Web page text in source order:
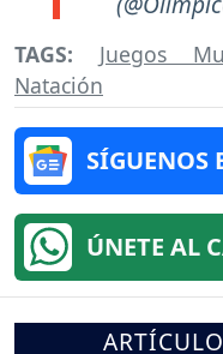
TAGS: Juegos
Natación
SÍGUENOS
ÚNETE AL